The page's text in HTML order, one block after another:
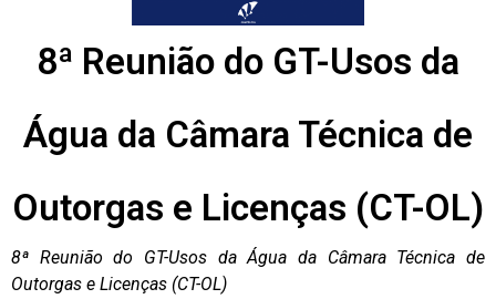
8ª Reunião do GT-Usos da
Água da Câmara Técnica de
Outorgas e Licenças (CT-OL)
8ª Reunião do GT-Usos da Água da Câmara Técnica de
Outorgas e Licenças (CT-OL)